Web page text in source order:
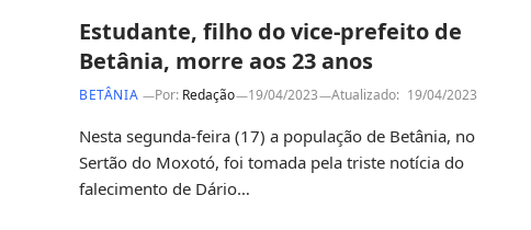
Estudante, filho do vice-prefeito de
Betânia, morre aos 23 anos
BETÂNIA Por: Redação 19/04/2023 Atualizado: 19/04/2023
Nesta segunda-feira (17) a população de Betânia, no
Sertão do Moxotó, foi tomada pela triste notícia do
falecimento de Dário…